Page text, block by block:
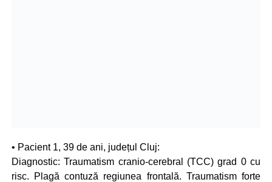
• Pacient 1, 39 de ani, județul Cluj:
Diagnostic: Traumatism cranio-cerebral (TCC) grad 0 cu
risc. Plagă contuză regiunea frontală. Traumatism forte